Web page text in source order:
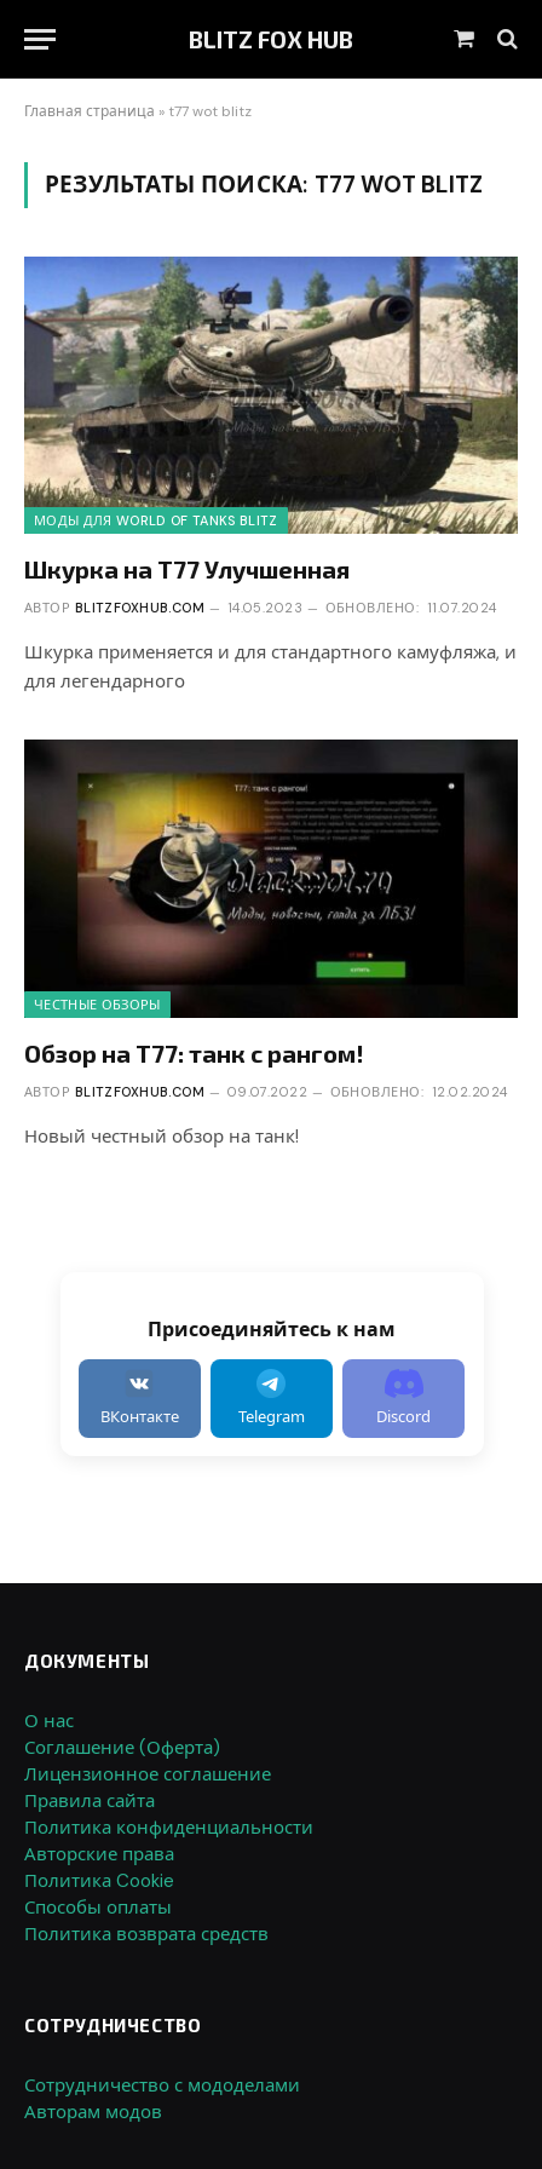
BLITZ FOX HUB Корзина
Главная страница » t77 wot blitz
РЕЗУЛЬТАТЫ ПОИСКА: T77 WOT BLITZ
МОДЫ ДЛЯ WORLD OF TANKS BLITZ
Шкурка на T77 Улучшенная
АВТОР BLITZFOXHUB.COM 14.05.2023 ОБНОВЛЕНО: 11.07.2024
Шкурка применяется и для стандартного камуфляжа, и
для легендарного
ЧЕСТНЫЕ ОБЗОРЫ
Обзор на T77: танк с рангом!
АВТОР BLITZFOXHUB.COM 09.07.2022 ОБНОВЛЕНО: 12.02.2024
Новый честный обзор на танк!
Присоединяйтесь к нам
ВКонтакте Telegram Discord
ДОКУМЕНТЫ
О нас
Соглашение (Оферта)
Лицензионное соглашение
Правила сайта
Политика конфиденциальности
Авторские права
Политика Cookie
Способы оплаты
Политика возврата средств
СОТРУДНИЧЕСТВО
Сотрудничество с мододелами
Авторам модов